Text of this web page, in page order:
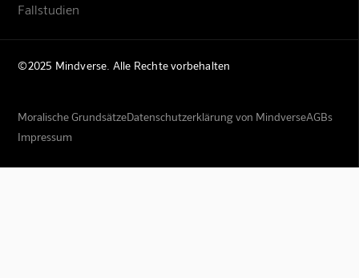
Fallstudien
©2025 Mindverse. Alle Rechte vorbehalten
Moralische GrundsätzeDatenschutzerklärung von MindverseAGBs
Impressum